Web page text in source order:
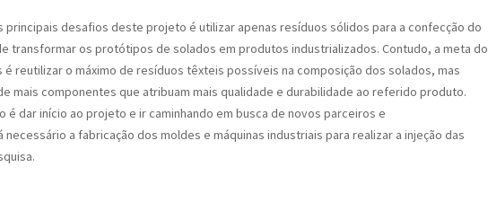
principais desafios deste projeto é utilizar apenas resíduos sólidos para a confecção do
transformar os protótipos de solados em produtos industrializados. Contudo, a meta do
é reutilizar o máximo de resíduos têxteis possíveis na composição dos solados, mas
mais componentes que atribuam mais qualidade e durabilidade ao referido produto.
é dar início ao projeto e ir caminhando em busca de novos parceiros e
a fabricação dos moldes e máquinas industriais para realizar a injeção das